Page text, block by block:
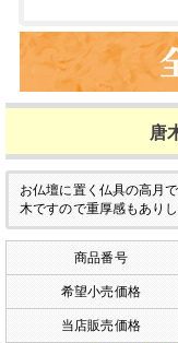
唐
お仏壇に置く仏具の高月
木ですので重厚感もあり
商品番号
希望小売価格
当店販売価格